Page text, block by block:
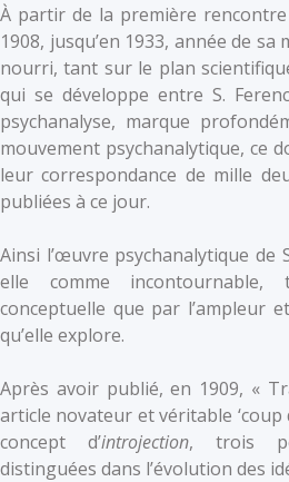
À partir de la première rencontre
1908, jusqu’en 1933, année de
nourri, tant sur le plan
qui se développe entre S.
psychanalyse, marque
mouvement psychanalytique, ce
leur correspondance de mille
publiées à ce jour.
Ainsi l’œuvre psychanalytique de
elle comme
conceptuelle que par l’ampleur
qu’elle explore.
Après avoir publié, en 1909, «
article novateur et véritable
concept d’introjection, trois
distinguées dans l’évolution des